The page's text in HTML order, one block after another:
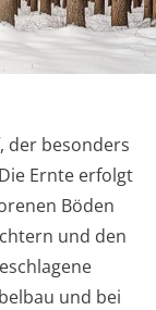
der besonders
Ernte erfolgt
Böden
und den
und bei